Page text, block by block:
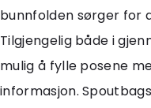
bunnfolden sørger for
Tilgjengelig både i
mulig å fylle posene
informasjon.